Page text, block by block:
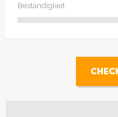
Beständigkeit